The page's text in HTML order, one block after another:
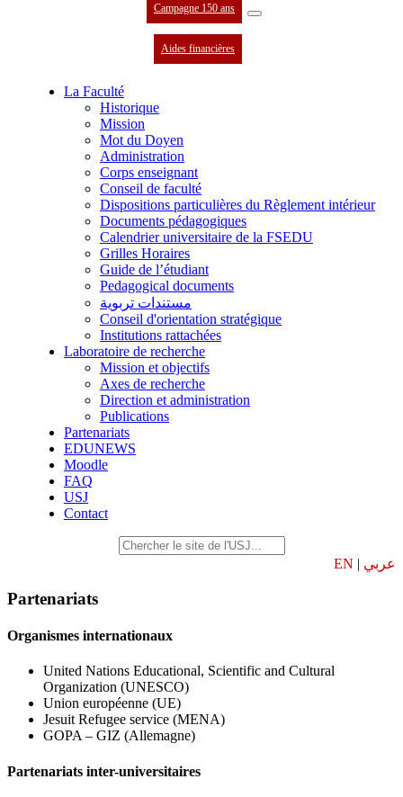
Campagne 150 ans
Aides financières
La Faculté
Historique
Mission
Mot du Doyen
Administration
Corps enseignant
Conseil de faculté
Dispositions particulières du Règlement intérieur
Documents pédagogiques
Calendrier universitaire de la FSEDU
Grilles Horaires
Guide de l’étudiant
Pedagogical documents
مستندات تربوية
Conseil d'orientation stratégique
Institutions rattachées
Laboratoire de recherche
Mission et objectifs
Axes de recherche
Direction et administration
Publications
Partenariats
EDUNEWS
Moodle
FAQ
USJ
Contact
EN | عربي
Partenariats
Organismes internationaux
United Nations Educational, Scientific and Cultural
Organization (UNESCO)
Union européenne (UE)
Jesuit Refugee service (MENA)
GOPA – GIZ (Allemagne)
Partenariats inter-universitaires